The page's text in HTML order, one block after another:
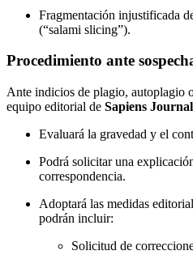
Fragmentación injustificada
(“salami slicing”).
Procedimiento ante
Ante indicios de plagio, autoplagio
equipo editorial de Sapiens
Evaluará la gravedad y el
Podrá solicitar una
correspondencia.
Adoptará las medidas
podrán incluir:
Solicitud de